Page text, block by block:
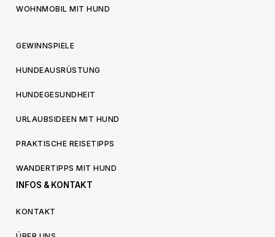
WOHNMOBIL MIT HUND
GEWINNSPIELE
HUNDEAUSRÜSTUNG
HUNDEGESUNDHEIT
URLAUBSIDEEN MIT HUND
PRAKTISCHE REISETIPPS
WANDERTIPPS MIT HUND
INFOS & KONTAKT
KONTAKT